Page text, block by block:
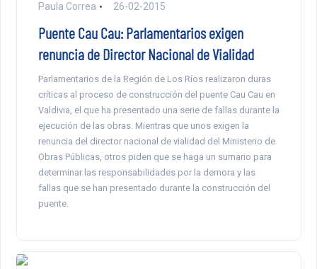
Paula Correa 26-02-2015
Puente Cau Cau: Parlamentarios exigen
renuncia de Director Nacional de Vialidad
Parlamentarios de la Región de Los Ríos realizaron duras
críticas al proceso de construcción del puente Cau Cau en
Valdivia, el que ha presentado una serie de fallas durante la
ejecución de las obras. Mientras que unos exigen la
renuncia del director nacional de vialidad del Ministerio de
Obras Públicas, otros piden que se haga un sumario para
determinar las responsabilidades por la demora y las
fallas que se han presentado durante la construcción del
puente.